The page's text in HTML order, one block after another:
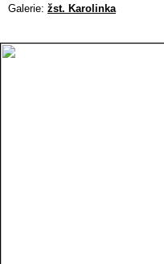
Galerie: žst. Karolinka